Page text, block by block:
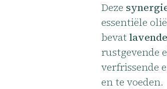
Deze
essentiële
bevat
rustgevende
verfrissende
en te voeden.